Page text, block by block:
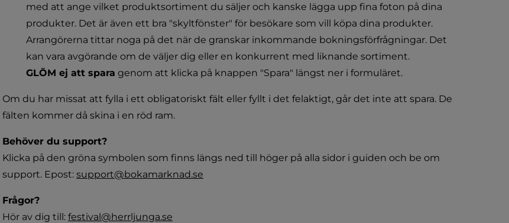
med att ange vilket produktsortiment du säljer och kanske lägga upp fina foton på dina
produkter. Det är även ett bra "skyltfönster" för besökare som vill köpa dina produkter.
Arrangörerna tittar noga på det när de granskar inkommande bokningsförfrågningar. Det
kan vara avgörande om de väljer dig eller en konkurrent med liknande sortiment.
GLÖM ej att spara genom att klicka på knappen "Spara" längst ner i formuläret.
Om du har missat att fylla i ett obligatoriskt fält eller fyllt i det felaktigt, går det inte att spara. De
fälten kommer då skina i en röd ram.
Behöver du support?
Klicka på den gröna symbolen som finns längs ned till höger på alla sidor i guiden och be om
support. Epost: support@bokamarknad.se
Frågor?
Hör av dig till: festival@herrljunga.se